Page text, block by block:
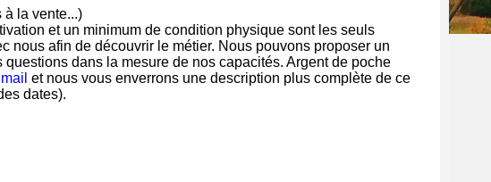
à la vente...)
et un minimum de condition physique sont les seuls
nous afin de découvrir le métier. Nous pouvons proposer un
dans la mesure de nos capacités. Argent de poche
mail et nous vous enverrons une description plus complète de ce
dates).